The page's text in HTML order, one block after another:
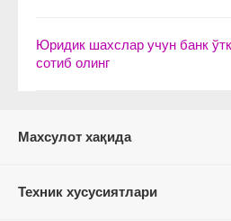
Юридик шахслар учун банк
сотиб олинг
Махсулот хақида
Техник хусусиятлари